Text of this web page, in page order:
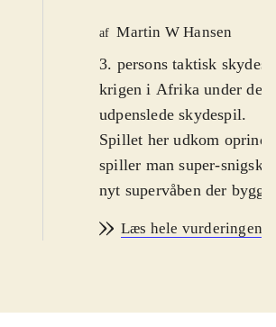
af Martin W Hansen
3. persons taktisk
krigen i Afrika under den
udpenslede skydespil.
Spillet her udkom
spiller man super-
nyt supervåben der
kampagnemissioner
elite V2 Remastered
Læs hele vurderingen